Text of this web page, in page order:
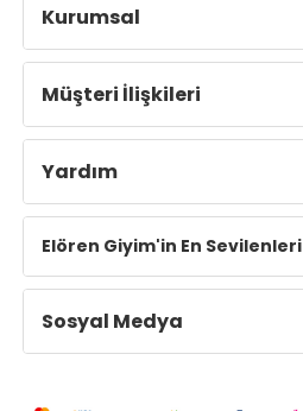
Kurumsal
Müşteri İlişkileri
Yardım
Elören Giyim'in En Sevilenleri
Sosyal Medya